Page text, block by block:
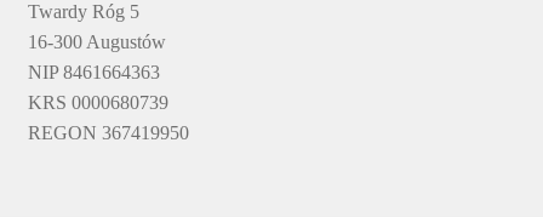
Twardy Róg 5
16-300 Augustów
NIP 8461664363
KRS 0000680739
REGON 367419950